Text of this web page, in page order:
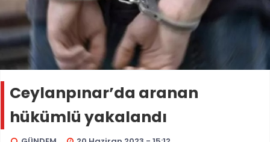
Ceylanpınar’da aranan
hükümlü yakalandı